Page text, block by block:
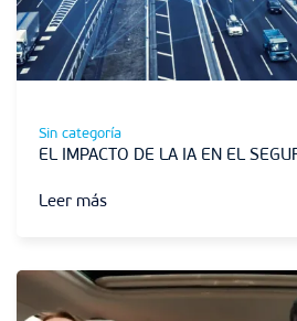
Sin categoría
EL IMPACTO DE LA IA EN EL
Leer más